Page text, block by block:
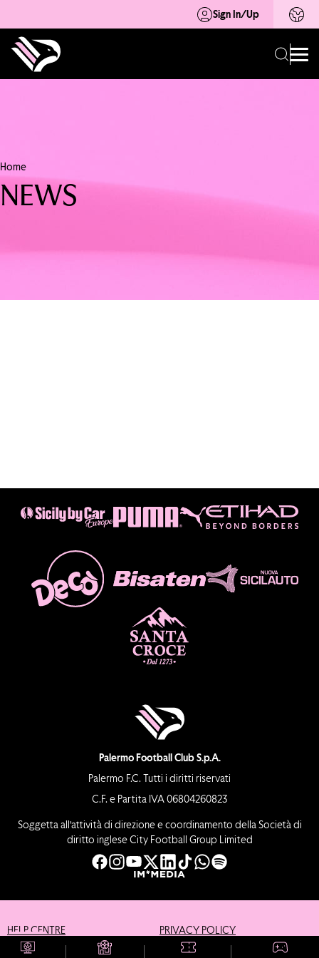
Sign In/Up
Home
NEWS
Palermo Football Club S.p.A.
Palermo F.C. Tutti i diritti riservati
C.F. e Partita IVA 06804260823
Soggetta all’attività di direzione e coordinamento della Società di
diritto inglese City Football Group Limited
HELP CENTRE
PRIVACY POLICY
COOKIE POLICY
CREDITS